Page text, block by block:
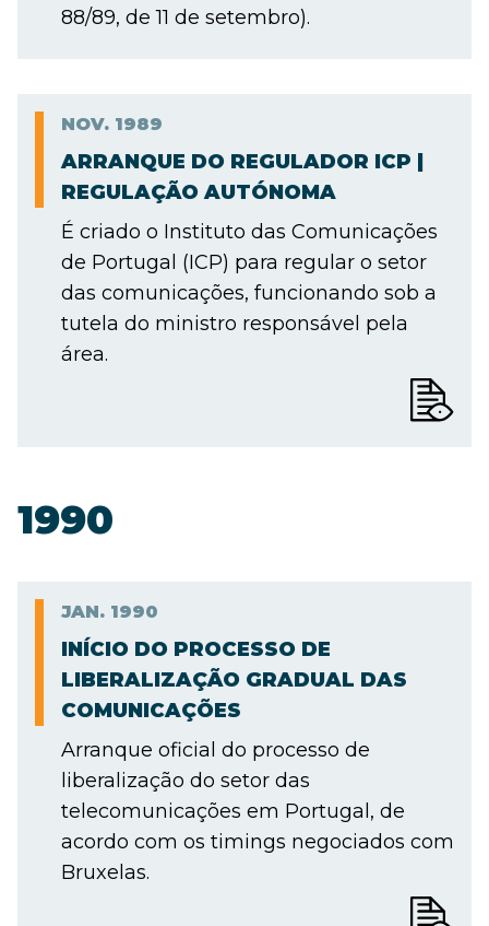
88/89, de 11 de setembro).
NOV. 1989
ARRANQUE DO REGULADOR ICP |
REGULAÇÃO AUTÓNOMA
É criado o Instituto das Comunicações
de Portugal (ICP) para regular o setor
das comunicações, funcionando sob a
tutela do ministro responsável pela
área.
1990
JAN. 1990
INÍCIO DO PROCESSO DE
LIBERALIZAÇÃO GRADUAL DAS
COMUNICAÇÕES
Arranque oficial do processo de
liberalização do setor das
telecomunicações em Portugal, de
acordo com os timings negociados com
Bruxelas.